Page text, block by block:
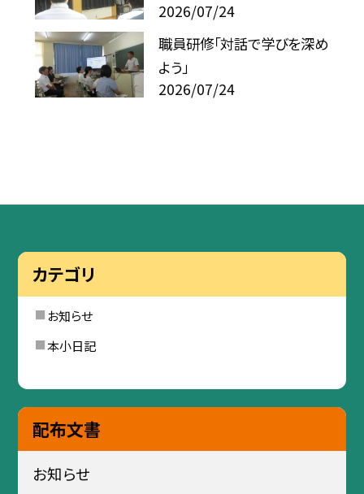
2026/07/24
職員研修「対話で学びを深め
よう」
2026/07/24
カテゴリ
お知らせ
本小日記
配布文書
お知らせ